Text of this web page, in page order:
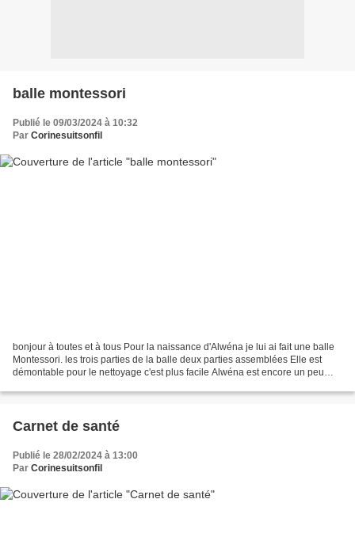
balle montessori
Publié le 09/03/2024 à 10:32
Par Corinesuitsonfil
bonjour à toutes et à tous Pour la naissance d'Alwéna je lui ai fait une balle
Montessori. les trois parties de la balle deux parties assemblées Elle est
démontable pour le nettoyage c'est plus facile Alwéna est encore un peu
Carnet de santé
Publié le 28/02/2024 à 13:00
Par Corinesuitsonfil